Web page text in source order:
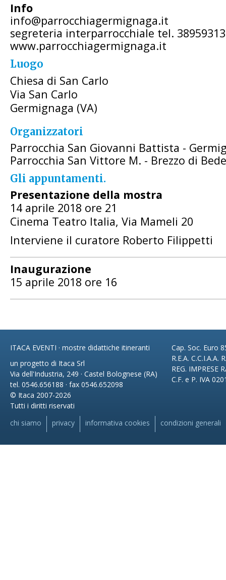
Info
info@parrocchiagermignaga.it
segreteria interparrocchiale tel.
www.parrocchiagermignaga.it
Luogo
Chiesa di San Carlo
Via San Carlo
Germignaga (VA)
Organizzatori
Parrocchia San Giovanni Battista -
Parrocchia San Vittore M. - Brezzo di
Gli appuntamenti.
Presentazione della mostra
14 aprile 2018 ore 21
Cinema Teatro Italia, Via Mameli 20
Interviene il curatore Roberto Filippetti
Inaugurazione
15 aprile 2018 ore 16
ITACA EVENTI · mostre didattiche itineranti
un progetto di Itaca Srl
Via dell'Industria, 249 · Castel Bolognese (RA)
tel. 0546.656188 · fax 0546.652098
© Itaca 2007-2026
Tutti i diritti riservati
Cap. Soc. Euro
R.E.A. C.C.I.A.A.
REG. IMPRESE
C.F. e P. IVA
chi siamo privacy informativa cookies condizioni generali